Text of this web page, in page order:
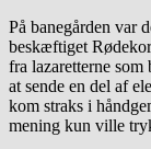
På banegården var
beskæftiget
fra lazaretterne
at sende en del af
kom straks i
mening kun ville